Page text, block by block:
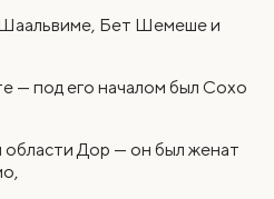
Бет Шемеше и
— под его началом был Сохо
области Дор — он был женат